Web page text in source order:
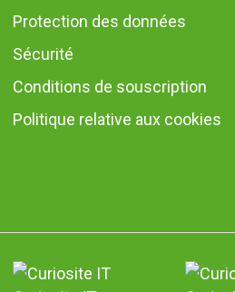
Protection des données
Sécurité
Conditions de souscription
Politique relative aux cookies